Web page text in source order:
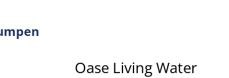
Oase Living Water